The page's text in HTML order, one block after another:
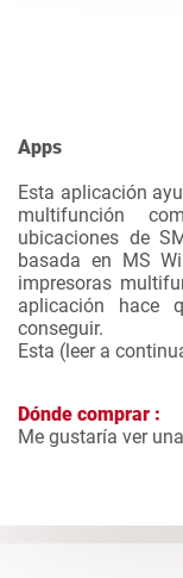
Apps
Esta aplicación
multifunción
ubicaciones de
basada en MS
impresoras
aplicación hace
conseguir.
Esta (leer a
Dónde comprar :
Me gustaría ver